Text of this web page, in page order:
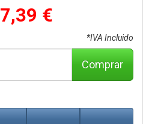
7,39 €
*IVA Incluido
Comprar